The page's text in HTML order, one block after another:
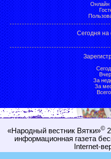
Онлайн
Сегодня на
За
За
«Народный вестник Вятки»©
информационная газета
Internet-